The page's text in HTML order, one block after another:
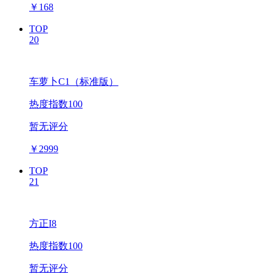
￥ 168
TOP
20
车萝卜C1（标准版）
热度指数100
暂无评分
￥ 2999
TOP
21
方正I8
热度指数100
暂无评分